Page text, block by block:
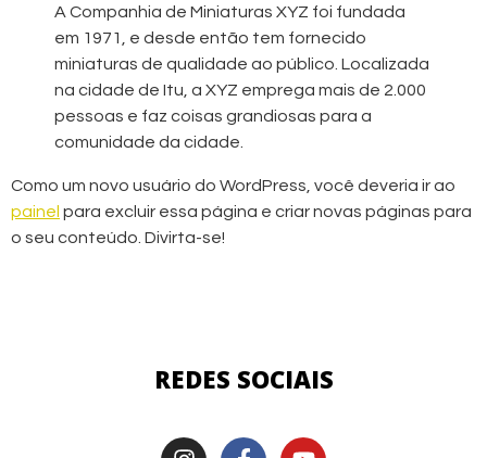
A Companhia de Miniaturas XYZ foi fundada
em 1971, e desde então tem fornecido
miniaturas de qualidade ao público. Localizada
na cidade de Itu, a XYZ emprega mais de 2.000
pessoas e faz coisas grandiosas para a
comunidade da cidade.
Como um novo usuário do WordPress, você deveria ir ao
painel para excluir essa página e criar novas páginas para
o seu conteúdo. Divirta-se!
REDES SOCIAIS